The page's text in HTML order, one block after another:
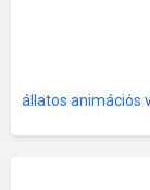
állatos animációs